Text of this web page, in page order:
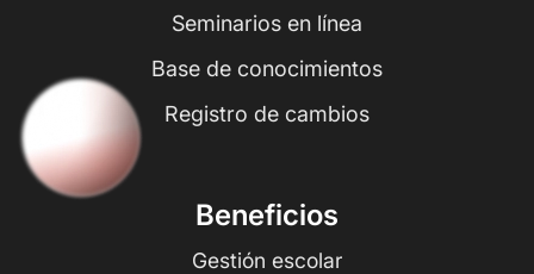
Seminarios en línea
Base de conocimientos
Registro de cambios
Beneficios
Gestión escolar